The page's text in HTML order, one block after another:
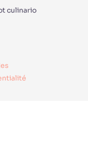
culinario